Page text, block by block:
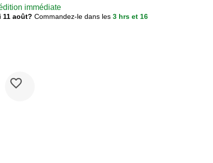
immédiate
11 août? Commandez-le dans les 3 hrs et 16